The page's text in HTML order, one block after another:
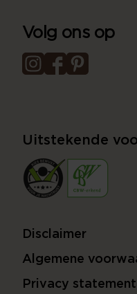
Volg ons op
Uitstekende
Disclaimer
Algemene
Privacy statement